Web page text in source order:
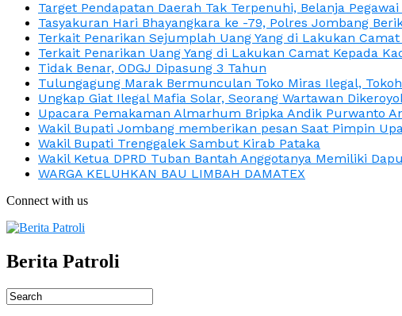
Target Pendapatan Daerah Tak Terpenuhi, Belanja
Tasyakuran Hari Bhayangkara ke -79, Polres Jombang
Terkait Penarikan Sejumplah Uang Yang di Lakukan
Terkait Penarikan Uang Yang di Lakukan Camat Kepada
Tidak Benar, ODGJ Dipasung 3 Tahun
Tulungagung Marak Bermunculan Toko Miras Ilegal,
Ungkap Giat Ilegal Mafia Solar, Seorang Wartawan
Upacara Pemakaman Almarhum Bripka Andik Purwanto
Wakil Bupati Jombang memberikan pesan Saat Pimpin
Wakil Bupati Trenggalek Sambut Kirab Pataka
Wakil Ketua DPRD Tuban Bantah Anggotanya Memiliki
WARGA KELUHKAN BAU LIMBAH DAMATEX
Connect with us
Berita Patroli